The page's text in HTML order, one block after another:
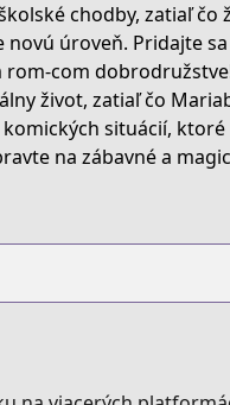
kita
chodby, zatiaľ čo
úroveň. Pridajte
com
život, zatiaľ čo
situácií, ktoré
na zábavné a